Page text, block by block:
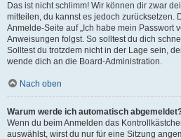
Das ist nicht schlimm! Wir können dir zwar
mitteilen, du kannst es jedoch zurücksetzen.
Anmelde-Seite auf „Ich habe mein Passwort
Anweisungen folgst. So solltest du dich
Solltest du trotzdem nicht in der Lage sein,
wende dich an die Board-Administration.
Nach oben
Warum werde ich automatisch
Wenn du beim Anmelden das
auswählst, wirst du nur für eine Sitzung